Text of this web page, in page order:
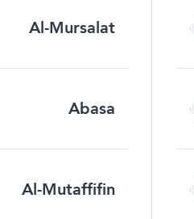
Al-Mursalat
Abasa
Al-Mutaffifin